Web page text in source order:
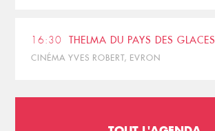
16:30 THELMA DU PAYS DES GLACES
CINÉMA YVES ROBERT, EVRON